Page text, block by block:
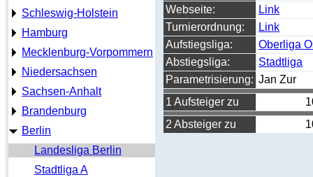
Schleswig-Holstein
Hamburg
Mecklenburg-Vorpommern
Niedersachsen
Sachsen-Anhalt
Brandenburg
Berlin
Landesliga Berlin
Stadtliga A
Webseite:
Link
Turnierordnung:
Link
Aufstiegsliga:
Oberliga
Abstiegsliga:
Stadtliga
Parametrisierung: Jan Zur
1 Aufsteiger zu
2 Absteiger zu